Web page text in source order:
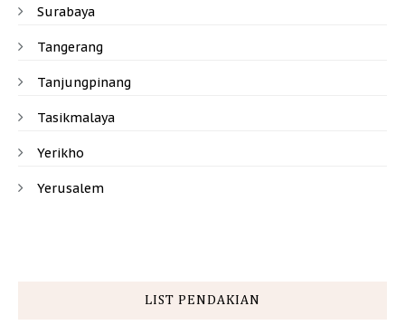
Surabaya
Tangerang
Tanjungpinang
Tasikmalaya
Yerikho
Yerusalem
LIST PENDAKIAN